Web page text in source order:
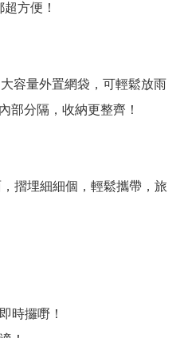
方便！
容量外置網袋，可輕鬆放雨
部分隔，收納更整齊！
摺埋細細個，輕鬆攜帶，旅
時攞嘢！